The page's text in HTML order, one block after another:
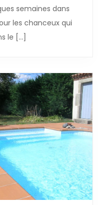
semaines dans
les chanceux qui
le […]